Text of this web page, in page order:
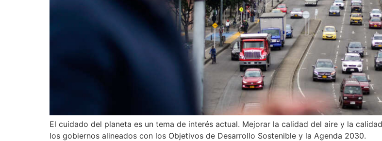
El cuidado del planeta es un tema de interés actual. Mejorar la calidad del aire y la
los gobiernos alineados con los Objetivos de Desarrollo Sostenible y la Agenda 2030.